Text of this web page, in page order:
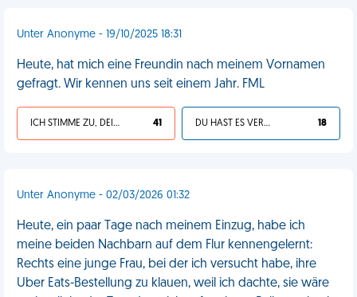
Unter Anonyme - 19/10/2025 18:31
Heute, hat mich eine Freundin nach meinem Vornamen
gefragt. Wir kennen uns seit einem Jahr. FML
ICH STIMME ZU, DEIN LEBEN IST SCHEISSE 41 DU HAST ES VERDIENT 18
Unter Anonyme - 02/03/2026 01:32
Heute, ein paar Tage nach meinem Einzug, habe ich
meine beiden Nachbarn auf dem Flur kennengelernt:
Rechts eine junge Frau, bei der ich versucht habe, ihre
Uber Eats-Bestellung zu klauen, weil ich dachte, sie wäre